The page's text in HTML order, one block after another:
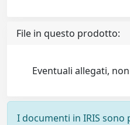
File in questo prodotto:
Eventuali allegati,
I documenti in IRIS